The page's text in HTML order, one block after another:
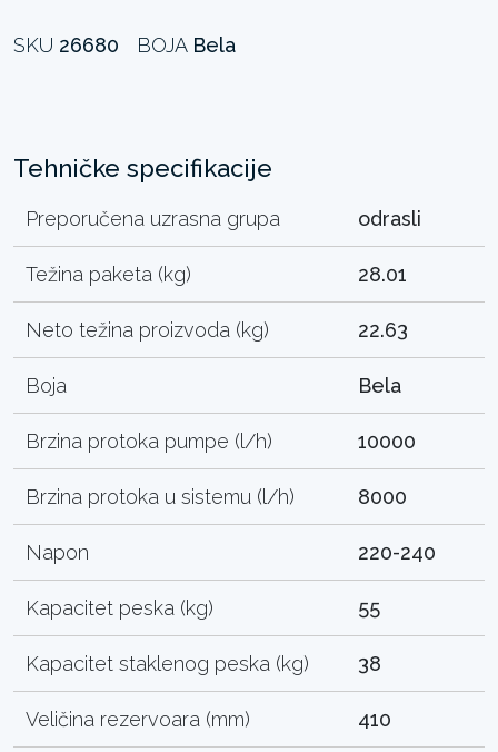
SKU 26680 BOJA Bela
Tehničke specifikacije
Preporučena uzrasna grupa odrasli
Težina paketa (kg) 28.01
Neto težina proizvoda (kg) 22.63
Boja Bela
Brzina protoka pumpe (l/h) 10000
Brzina protoka u sistemu (l/h) 8000
Napon 220-240
Kapacitet peska (kg) 55
Kapacitet staklenog peska (kg) 38
Veličina rezervoara (mm) 410